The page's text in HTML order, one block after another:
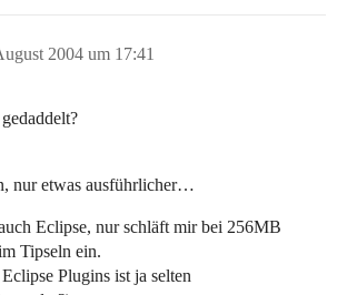
2004 um 17:41
nur etwas ausführlicher…
Eclipse, nur schläft mir bei 256MB
Tipseln ein.
Plugins ist ja selten